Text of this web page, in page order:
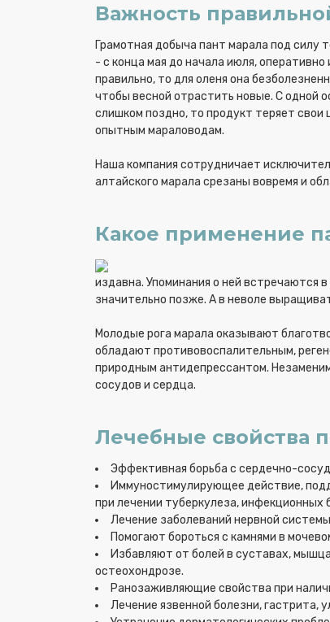
Важность
Грамотная добыча пант марала под силу
- с конца мая до начала июля,
правильно, то для оленя она
чтобы весной отрастить новые. С одной
слишком поздно, то продукт теряет
опытным мараловодам.
Наша компания сотрудничает
алтайского марала срезаны вовремя и
Какое применение
издавна. Упоминания о ней встречаются
значительно позже. А в неволе
Молодые рога марала оказывают
обладают противовоспалительным,
природным антидепрессантом.
сосудов и сердца.
Лечебные свойства
Эффективная борьба с сердечно-
Иммуностимулирующее действие,
при лечении туберкулеза, инфекционных
Лечение заболеваний нервной
Помогают бороться с камнями в
Избавляют от болей в суставах,
остеохондрозе.
Ранозаживляющие свойства при
Лечение язвенной болезни, гастрита,